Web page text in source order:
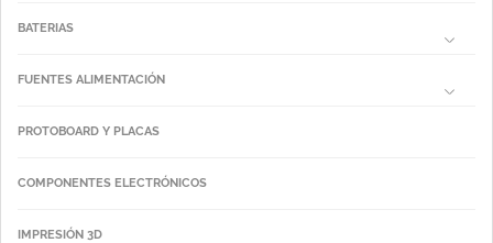
BATERIAS
FUENTES ALIMENTACIÓN
PROTOBOARD Y PLACAS
COMPONENTES ELECTRÓNICOS
IMPRESIÓN 3D